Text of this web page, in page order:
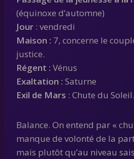
(équinoxe d’automne)
Jour : vendredi
Maison : 7, concerne le
justice.
Régent : Vénus
Exaltation : Saturne
Exil de Mars : Chute du Soleil.
Balance. On entend par «
manque de volonté de la
mais plutôt qu’au niveau